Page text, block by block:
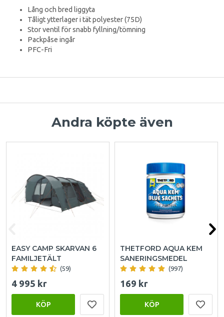
Lång och bred liggyta
Tåligt ytterlager i tät polyester (75D)
Stor ventil för snabb fyllning/tömning
Packpåse ingår
PFC-Fri
Andra köpte även
EASY CAMP SKARVAN 6
FAMILJETÄLT
(59)
4 995 kr
KÖP
THETFORD AQUA KEM
SANERINGSMEDEL
(997)
169 kr
KÖP